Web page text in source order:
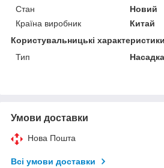
Стан
Новий
Країна виробник
Китай
Користувальницькі характеристики
Тип
Умови доставки
Нова Пошта
Всі умови доставки